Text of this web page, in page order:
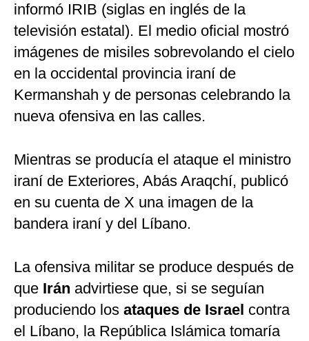
informó IRIB (siglas en inglés de la
televisión estatal). El medio oficial mostró
imágenes de misiles sobrevolando el cielo
en la occidental provincia iraní de
Kermanshah y de personas celebrando la
nueva ofensiva en las calles.
Mientras se producía el ataque el ministro
iraní de Exteriores, Abás Araqchí, publicó
en su cuenta de X una imagen de la
bandera iraní y del Líbano.
La ofensiva militar se produce después de
que Irán advirtiese que, si se seguían
produciendo los ataques de Israel contra
el Líbano, la República Islámica tomaría